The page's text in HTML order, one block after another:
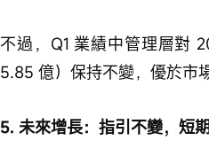
不過，Q1 業績中管理層對
5.85 億）保持不變，優於市
5. 未來增長：指引不變，短